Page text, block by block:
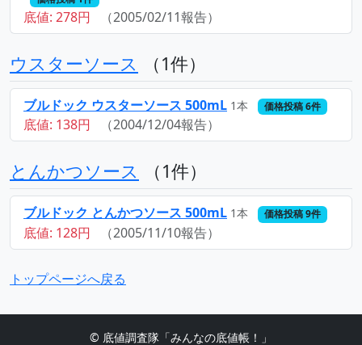
底値: 278円 （2005/02/11報告）
ウスターソース （1件）
ブルドック ウスターソース 500mL 1本 価格投稿 6件
底値: 138円 （2004/12/04報告）
とんかつソース （1件）
ブルドック とんかつソース 500mL 1本 価格投稿 9件
底値: 128円 （2005/11/10報告）
トップページへ戻る
© 底値調査隊「みんなの底値帳！」